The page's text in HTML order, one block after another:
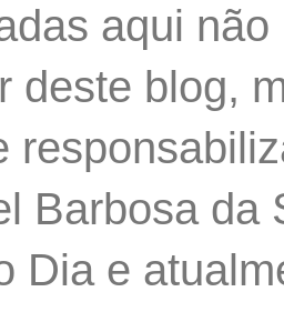
aqui
deste blog,
Barbosa da
Dia e